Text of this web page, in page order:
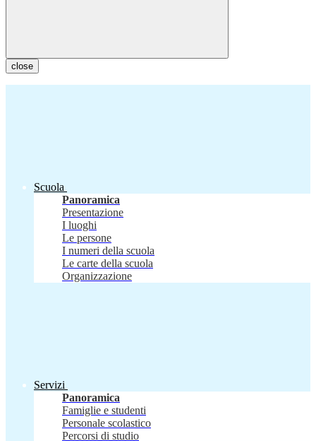
close
Scuola
Panoramica
Presentazione
I luoghi
Le persone
I numeri della scuola
Le carte della scuola
Organizzazione
Servizi
Panoramica
Famiglie e studenti
Personale scolastico
Percorsi di studio